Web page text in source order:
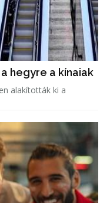
hegyre a kínaiak
alakították ki a